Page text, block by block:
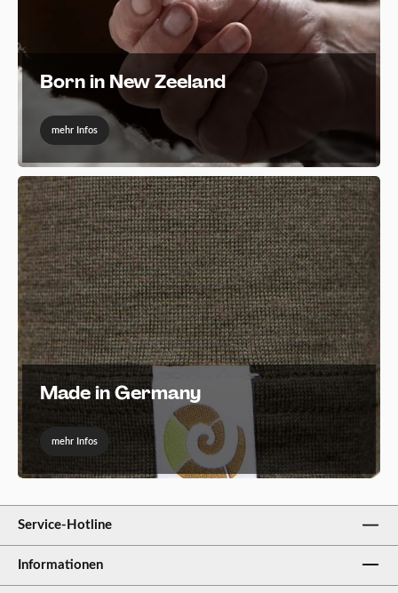
Born in New Zeeland
mehr Infos
Made in Germany
mehr Infos
Service-Hotline
Informationen